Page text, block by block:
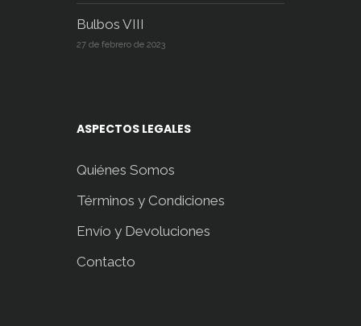
Bulbos VIII
27 de febrero de 2023
ASPECTOS LEGALES
Quiénes Somos
Términos y Condiciones
Envío y Devoluciones
Contacto